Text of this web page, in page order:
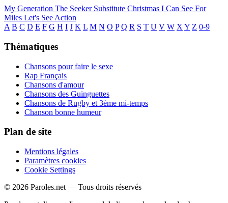
My Generation The Seeker Substitute Christmas I Can See For
Miles Let's See Action
A B C D E F G H I J K L M N O P Q R S T U V W X Y Z 0-9
Thématiques
Chansons pour faire le sexe
Rap Français
Chansons d'amour
Chansons des Guinguettes
Chansons de Rugby et 3ème mi-temps
Chanson bonne humeur
Plan de site
Mentions légales
Paramètres cookies
Cookie Settings
© 2026 Paroles.net — Tous droits réservés